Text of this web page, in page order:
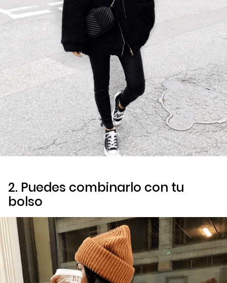
2. Puedes combinarlo con tu
bolso